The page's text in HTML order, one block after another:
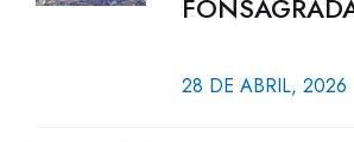
28 DE ABRIL, 2026